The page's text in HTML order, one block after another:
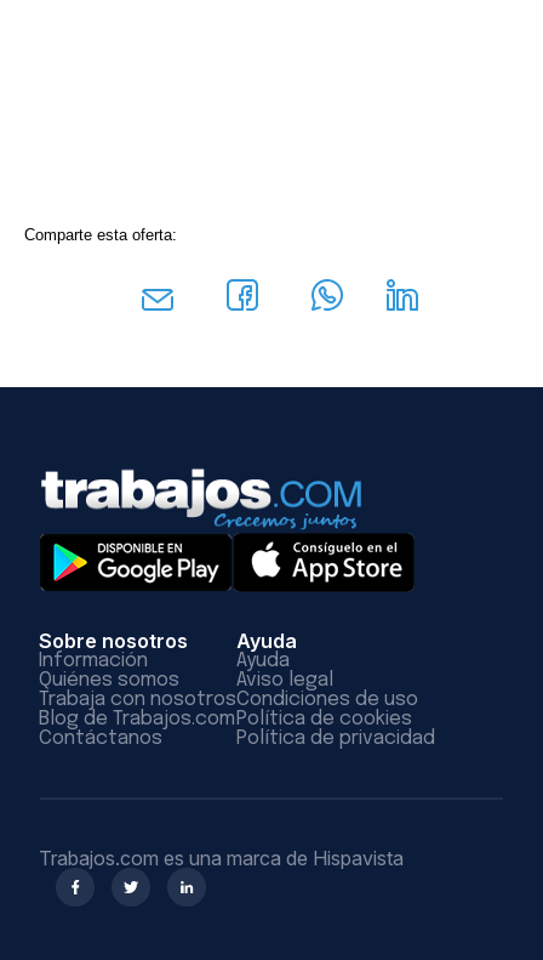
Comparte esta oferta:
Sobre nosotros
Información
Quiénes somos
Trabaja con nosotros
Blog de Trabajos.com
Contáctanos
Ayuda
Ayuda
Aviso legal
Condiciones de uso
Política de cookies
Política de privacidad
Trabajos.com es una marca de Hispavista